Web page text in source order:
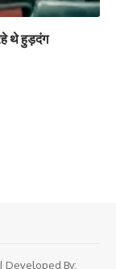
थे हुड़दंग
Developed By: